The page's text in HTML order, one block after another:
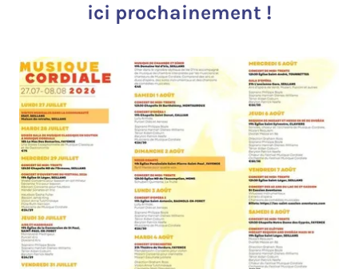
ici prochainement !